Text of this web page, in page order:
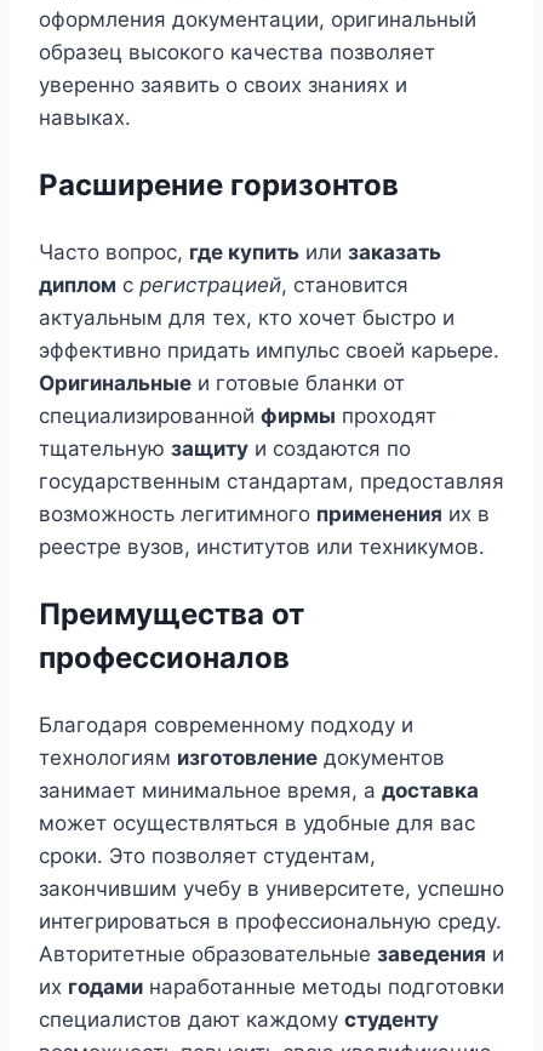
оформления документации, оригинальный
образец высокого качества позволяет
уверенно заявить о своих знаниях и
навыках.
Расширение горизонтов
Часто вопрос, где купить или заказать
диплом с регистрацией, становится
актуальным для тех, кто хочет быстро и
эффективно придать импульс своей карьере.
Оригинальные и готовые бланки от
специализированной фирмы проходят
тщательную защиту и создаются по
государственным стандартам, предоставляя
возможность легитимного применения их в
реестре вузов, институтов или техникумов.
Преимущества от
профессионалов
Благодаря современному подходу и
технологиям изготовление документов
занимает минимальное время, а доставка
может осуществляться в удобные для вас
сроки. Это позволяет студентам,
закончившим учебу в университете, успешно
интегрироваться в профессиональную среду.
Авторитетные образовательные заведения и
их годами наработанные методы подготовки
специалистов дают каждому студенту